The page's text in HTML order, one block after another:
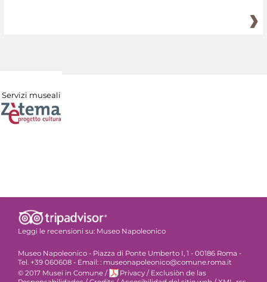
Servizi museali
Leggi le recensioni su: Museo Napoleonico
Museo Napoleonico - Piazza di Ponte Umberto I, 1 - 00186 Roma -
Tel. +39 060608 - Email: : museonapoleonico@comune.roma.it
© 2017 Musei in Comune / Privacy / Exclusiòn de las